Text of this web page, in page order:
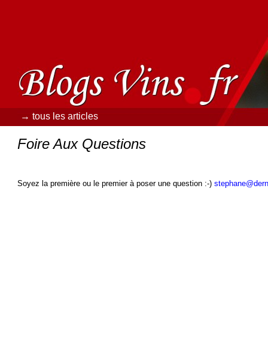
→ tous les articles
Foire Aux Questions
Soyez la première ou le premier à poser une question :-)